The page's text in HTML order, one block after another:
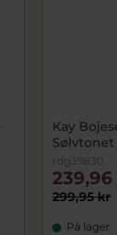
Kay
Sølvtonet
rdg39830
299,95 kr
På lager